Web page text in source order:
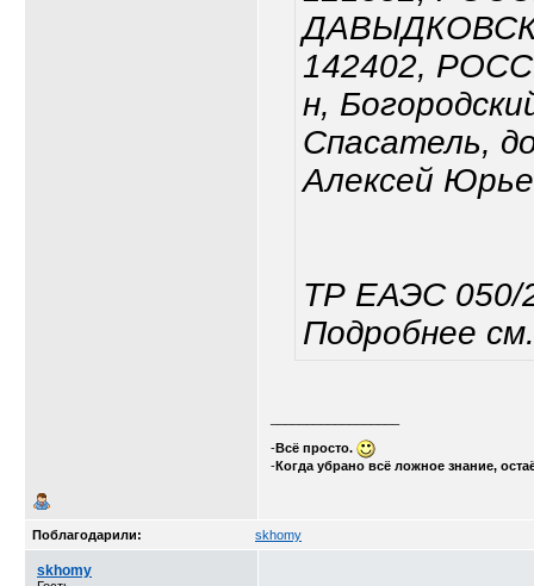
142402,
н,
Спасатель,
Алексей
ТР ЕАЭС 050/
Подробнее
-Всё просто.
-Когда убрано всё ложное знание,
Поблагодарили: skhomy
skhomy